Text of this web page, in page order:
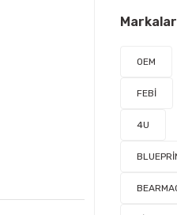
Markalar
OEM
FEBİ
4U